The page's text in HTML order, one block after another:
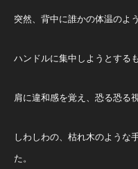
突然、背中に誰かの体温のよ
ハンドルに集中しようとする
肩に違和感を覚え、恐る恐る
しわしわの、枯れ木のような
た。